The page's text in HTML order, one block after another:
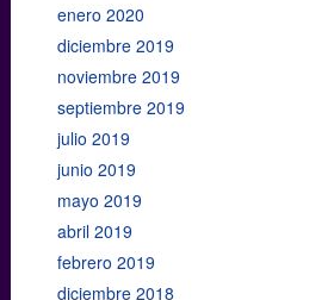
enero 2020
diciembre 2019
noviembre 2019
septiembre 2019
julio 2019
junio 2019
mayo 2019
abril 2019
febrero 2019
diciembre 2018